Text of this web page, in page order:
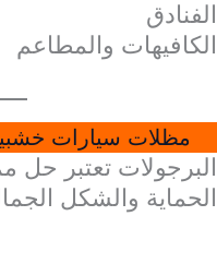
الفنادق
الكافيهات والمطاعم
مظلات سيارات
البرجولات تعتبر حل
الحماية والشكل